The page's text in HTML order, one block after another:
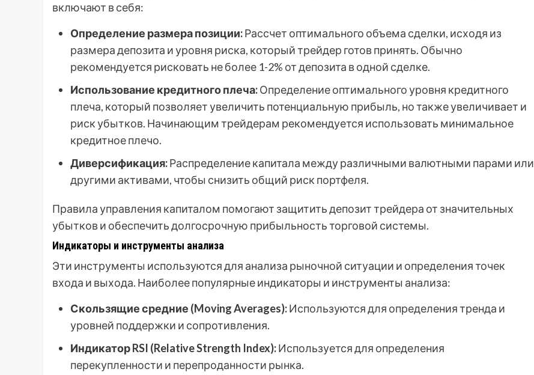
включают в себя:
Определение размера позиции:Рассчет оптимального объема сделки, исходя из
размера депозита и уровня риска, который трейдер готов принять. Обычно
рекомендуется рисковать не более 1-2% от депозита в одной сделке.
Использование кредитного плеча:Определение оптимального уровня кредитного
плеча, который позволяет увеличить потенциальную прибыль, но также увеличивает и
риск убытков. Начинающим трейдерам рекомендуется использовать минимальное
кредитное плечо.
Диверсификация:Распределение капитала между различными валютными парами или
другими активами, чтобы снизить общий риск портфеля.
Правила управления капиталом помогают защитить депозит трейдера от значительных
убытков и обеспечить долгосрочную прибыльность торговой системы.
Индикаторы и инструменты анализа
Эти инструменты используются для анализа рыночной ситуации и определения точек
входа и выхода. Наиболее популярные индикаторы и инструменты анализа:
Скользящие средние (Moving Averages):Используются для определения тренда и
уровней поддержки и сопротивления.
Индикатор RSI (Relative Strength Index):Используется для определения
перекупленности и перепроданности рынка.